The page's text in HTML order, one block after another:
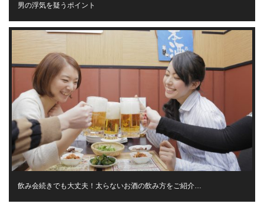
男の浮気を疑うポイント
飲み会続きでも大丈夫！太らないお酒の飲み方をご紹介…